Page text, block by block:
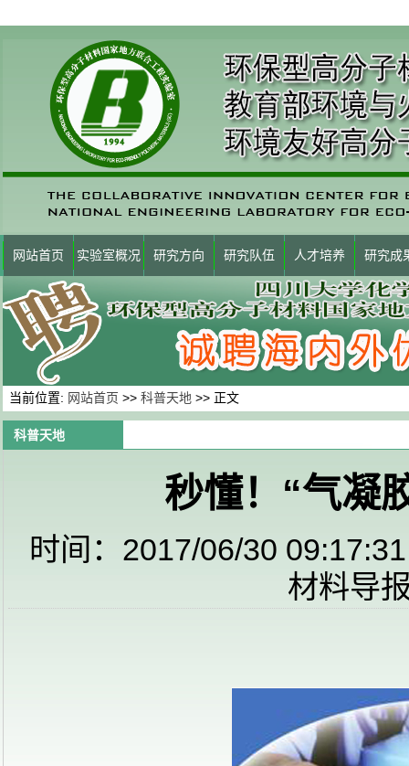
网站首页 实验室概况 研究方向 研究队伍 人才培养 研究成
当前位置: 网站首页 >> 科普天地 >> 正文
科普天地
秒懂！“气凝
时间：2017/06/30
材料导